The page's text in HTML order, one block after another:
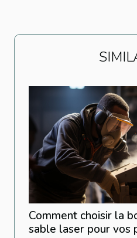
Comment choisir la
sable laser pour vos